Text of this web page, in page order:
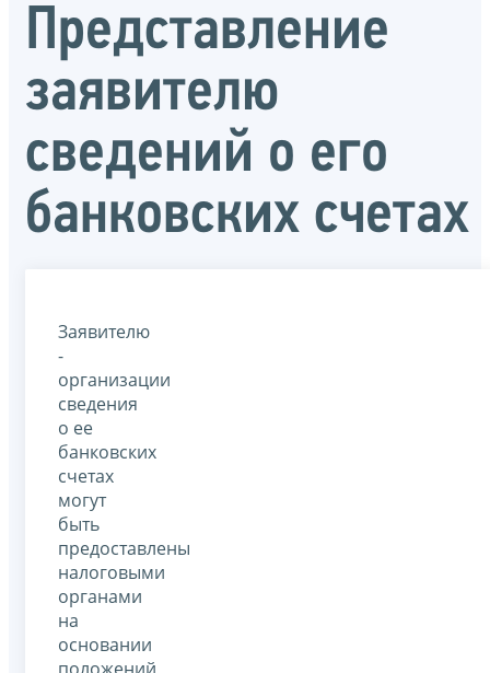
Представление
заявителю
сведений о его
банковских счетах
Заявителю
-
организации
сведения
о ее
банковских
счетах
могут
быть
предоставлены
налоговыми
органами
на
основании